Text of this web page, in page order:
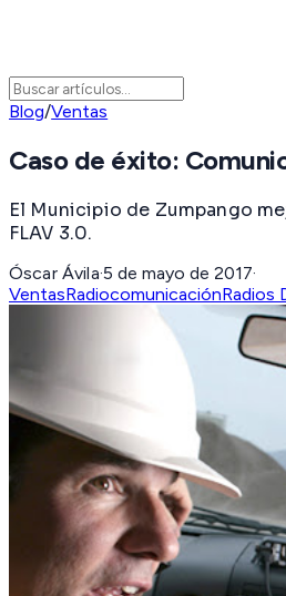
Blog/Ventas
Caso de éxito:
El Municipio de Zumpango
FLAV 3.0.
Óscar Ávila·5 de mayo de 2017·
VentasRadiocomunicaciónRadios